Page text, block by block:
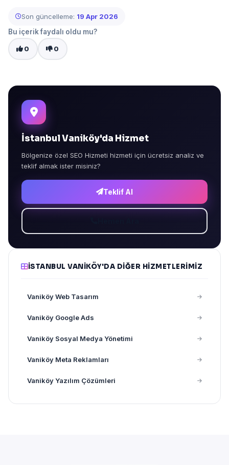
Son güncelleme: 19 Apr 2026
Bu içerik faydalı oldu mu?
0 0
İstanbul Vaniköy'da Hizmet
Bölgenize özel SEO Hizmeti hizmeti için ücretsiz analiz ve
teklif almak ister misiniz?
Teklif Al
İSTANBUL VANIKÖY'DA DIĞER HIZMETLERIMIZ
Vaniköy Web Tasarım
Vaniköy Google Ads
Vaniköy Sosyal Medya Yönetimi
Vaniköy Meta Reklamları
Vaniköy Yazılım Çözümleri